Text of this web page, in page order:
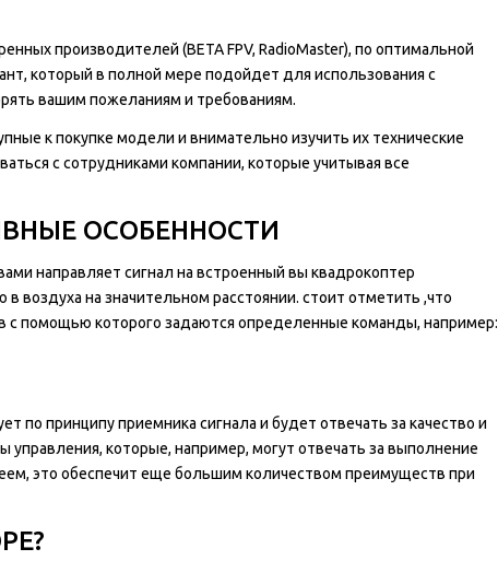
производителей (BETA FPV, RadioMaster), по оптимальной
который в полной мере подойдет для использования с
вашим пожеланиям и требованиям.
к покупке модели и внимательно изучить их технические
с сотрудниками компании, которые учитывая все
ОСОБЕННОСТИ
направляет сигнал на встроенный вы квадрокоптер
воздуха на значительном расстоянии. стоит отметить ,что
с помощью которого задаются определенные команды, например:
по принципу приемника сигнала и будет отвечать за качество и
которые, например, могут отвечать за выполнение
это обеспечит еще большим количеством преимуществ при